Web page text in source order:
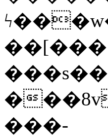
��[���ٵ�����Ͻ���������x�ս��Apq�����޻�V����O�cp����ٝy{����:�k�ןNݯOOCyx6���&���?
�
���-